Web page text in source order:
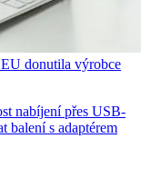
donutila výrobce
nabíjení přes USB-
balení s adaptérem